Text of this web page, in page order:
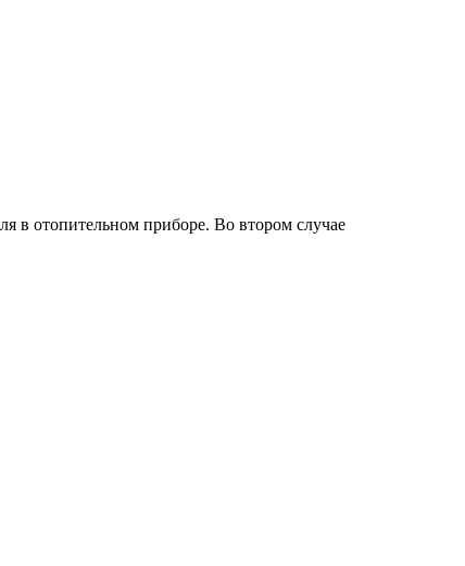
в отопительном приборе. Во втором случае